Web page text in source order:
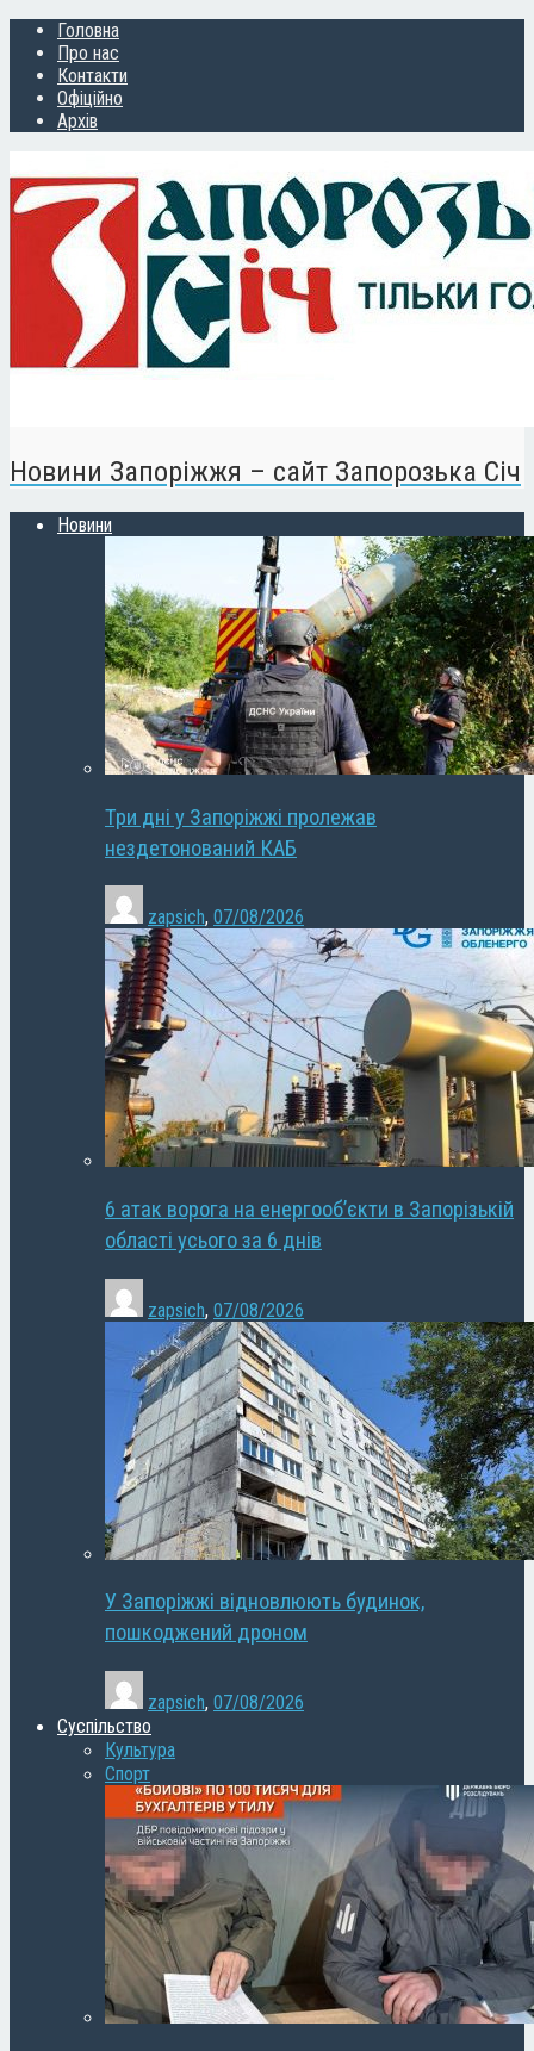
Головна
Про нас
Контакти
Офіційно
Архів
Новини Запоріжжя – сайт Запорозька Січ
Новини
Три дні у Запоріжжі пролежав
нездетонований КАБ
zapsich, 07/08/2026
6 атак ворога на енергооб’єкти в Запорізькій
області усього за 6 днів
zapsich, 07/08/2026
У Запоріжжі відновлюють будинок,
пошкоджений дроном
zapsich, 07/08/2026
Суспільство
Культура
Спорт